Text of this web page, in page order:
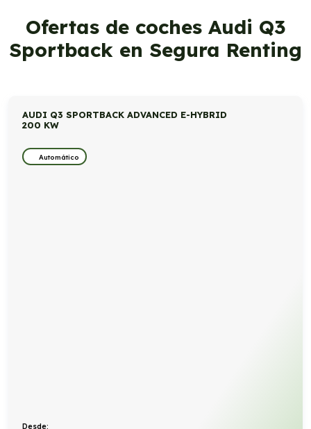
Ofertas de coches Audi Q3
Sportback en Segura Renting
AUDI Q3 SPORTBACK ADVANCED E-HYBRID
200 KW
Automático
Desde: